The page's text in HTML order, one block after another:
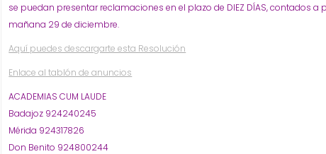
se puedan presentar reclamaciones en el plazo de DIEZ DÍAS, contados a
mañana 29 de diciembre.
Aquí puedes descargarte esta Resolución
Enlace al tablón de anuncios
ACADEMIAS CUM LAUDE
Badajoz 924240245
Mérida 924317826
Don Benito 924800244